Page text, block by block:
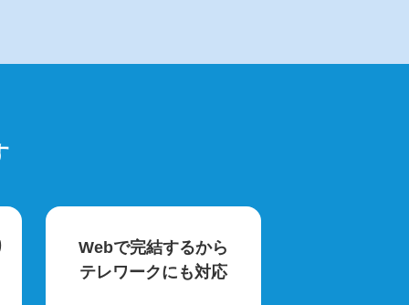
Webで完結するから
テレワークにも対応